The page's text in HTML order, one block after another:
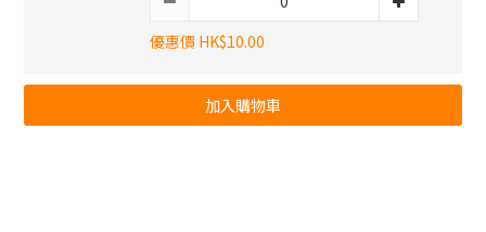
優惠價 HK$10.00
加入購物車